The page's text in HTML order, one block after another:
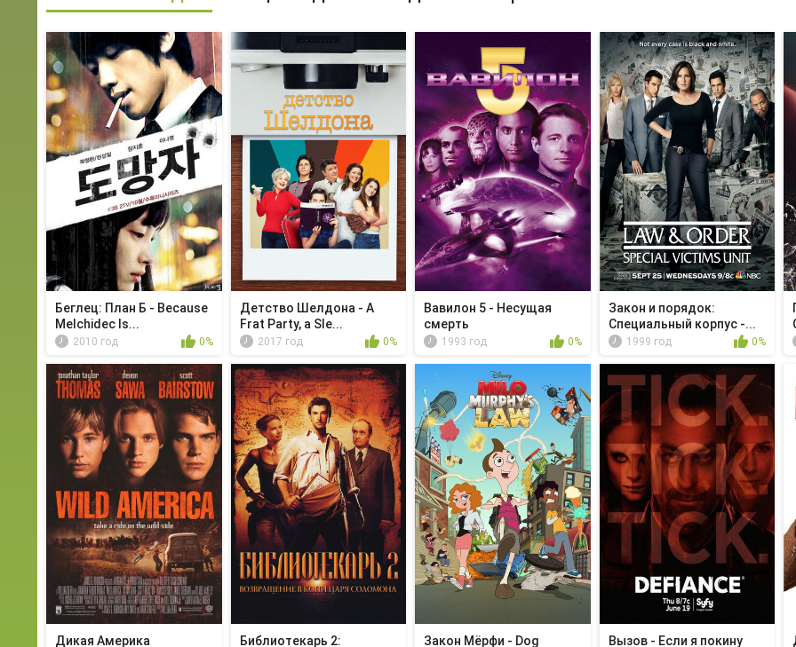
Беглец: План Б - Because
Melchidec Is...
2010 год 0%
Детство Шелдона - A
Frat Party, a Sle...
2017 год 0%
Вавилон 5 - Несущая
смерть
1993 год 0%
Закон и порядок:
Специальный корпус -...
1999 год 0%
Дикая Америка Библиотекарь 2: Закон Мёрфи - Dog Вызов - Если я покину